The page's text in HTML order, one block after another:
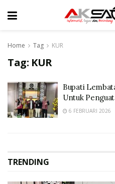
Home Tag KUR
Tag: KUR
Bupati
Untuk
6 FEBRUARI 2026
TRENDING